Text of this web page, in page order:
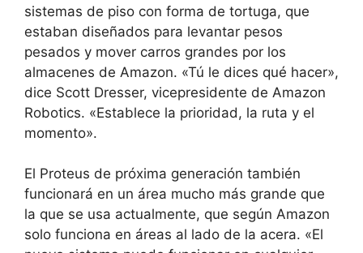
sistemas de piso con forma de tortuga, que
estaban diseñados para levantar pesos
pesados ​​y mover carros grandes por los
almacenes de Amazon. «Tú le dices qué hacer»,
dice Scott Dresser, vicepresidente de Amazon
Robotics. «Establece la prioridad, la ruta y el
momento».
El Proteus de próxima generación también
funcionará en un área mucho más grande que
la que se usa actualmente, que según Amazon
solo funciona en áreas al lado de la acera. «El